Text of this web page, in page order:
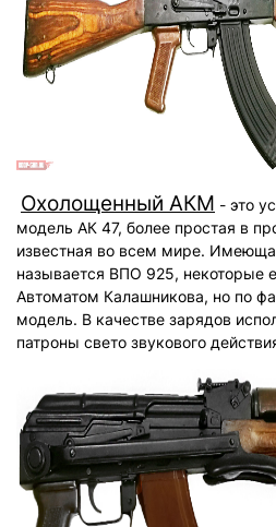
Охолощенный АКМ - это
модель АК 47, более простая в
известная во всем мире.
называется ВПО 925, некоторые
Автоматом Калашникова, но по
модель. В качестве зарядов
патроны свето звукового